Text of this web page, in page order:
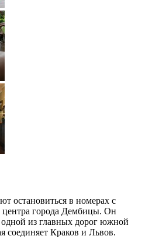
остановиться в номерах с
города Дембицы. Он
из главных дорог южной
соединяет Краков и Львов.